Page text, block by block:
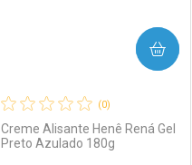
(0)
Creme Alisante Henê Rená Gel
Preto Azulado 180g
COMPRAR